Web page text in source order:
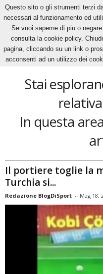
Home Tags Kaplan
Kaplan
Stai
In questa
Il portiere toglie la
Turchia si...
Redazione BlogDiSport - Mag 18,
Questo sito o gli strumenti terzi
necessari al funzionamento ed
Se vuoi saperne di piu o
consulta la cookie policy.
pagina, cliccando su un link o
acconsenti ad un utilizzo dei